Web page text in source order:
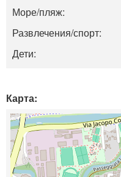
Море/пляж:
Развлечения/спорт:
Дети:
Карта: